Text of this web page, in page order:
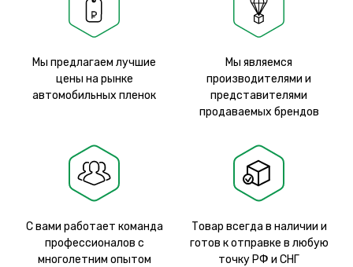
Мы предлагаем лучшие
цены на рынке
автомобильных пленок
Мы являемся
производителями и
представителями
продаваемых брендов
С вами работает команда
профессионалов с
многолетним опытом
Товар всегда в наличии и
готов к отправке в любую
точку РФ и СНГ